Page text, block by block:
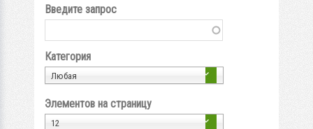
Введите запрос
Категория
Любая
Элементов на страницу
12